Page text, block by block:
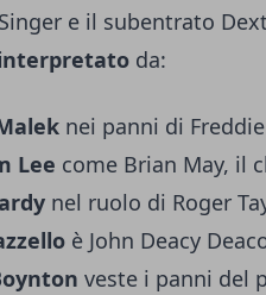
e il subentrato
da:
nei panni di
Lee come Brian May, il
nel ruolo di Roger
è John Deacy
veste i panni del